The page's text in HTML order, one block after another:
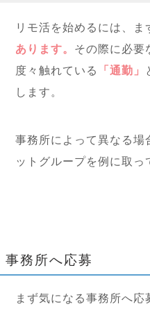
リモ活を始めるには、ま
あります。 その際に必要
度々触れている
「通勤」
します。
事務所によって異なる場
ットグループを例に取っ
事務所へ応募
まず気になる事務所へ応